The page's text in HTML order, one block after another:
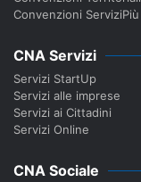
Convenzioni ServiziPiù
CNA Servizi
Servizi StartUp
Servizi alle imprese
Servizi ai Cittadini
Servizi Online
CNA Sociale